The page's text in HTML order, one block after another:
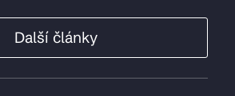
Další články